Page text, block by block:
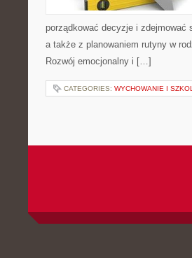
porządkować decyzje i zdejmować
a także z planowaniem rutyny w
Rozwój emocjonalny i […]
CATEGORIES: WYCHOWANIE I